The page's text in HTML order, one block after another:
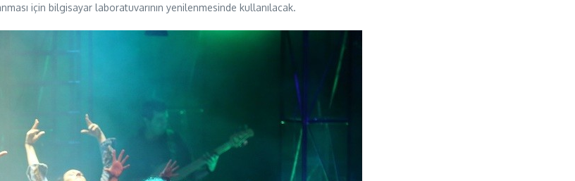
için bilgisayar laboratuvarının yenilenmesinde kullanılacak.